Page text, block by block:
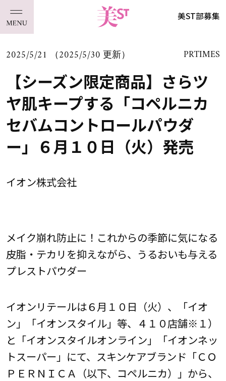
美ST部募集
2025/5/21 （2025/5/30 更新） PRTIMES
【シーズン限定商品】さらツ
ヤ肌キープする「コペルニカ
セバムコントロールパウダ
ー」６月１０日（火）発売
イオン株式会社
メイク崩れ防止に！これからの季節に気になる
皮脂・テカリを抑えながら、うるおいも与える
プレストパウダー
イオンリテールは６月１０日（火）、「イオ
ン」「イオンスタイル」等、４１０店舗※１）
と「イオンスタイルオンライン」「イオンネッ
トスーパー」にて、スキンケアブランド「ＣＯ
ＰＥＲＮＩＣＡ（以下、コペルニカ）」から、